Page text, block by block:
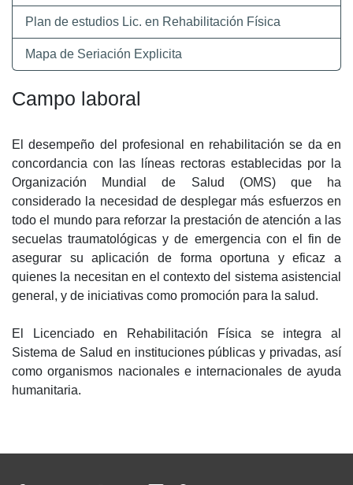
Plan de estudios Lic. en Rehabilitación Física
Mapa de Seriación Explicita
Campo laboral
El desempeño del profesional en rehabilitación se da en
concordancia con las líneas rectoras establecidas por la
Organización Mundial de Salud (OMS) que ha
considerado la necesidad de desplegar más esfuerzos en
todo el mundo para reforzar la prestación de atención a las
secuelas traumatológicas y de emergencia con el fin de
asegurar su aplicación de forma oportuna y eficaz a
quienes la necesitan en el contexto del sistema asistencial
general, y de iniciativas como promoción para la salud.
El Licenciado en Rehabilitación Física se integra al
Sistema de Salud en instituciones públicas y privadas, así
como organismos nacionales e internacionales de ayuda
humanitaria.